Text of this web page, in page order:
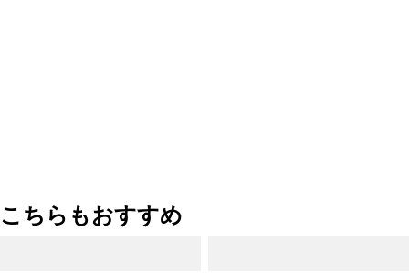
こちらもおすすめ